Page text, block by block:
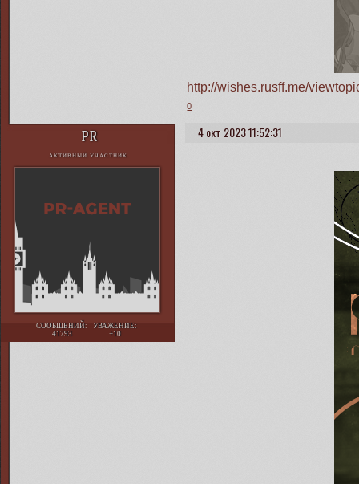
http://wishes.rusff.me/
0
4 окт 2023 11:52:31
PR
АКТИВНЫЙ УЧАСТНИК
СООБЩЕНИЙ:
41793
УВАЖЕНИЕ:
+10